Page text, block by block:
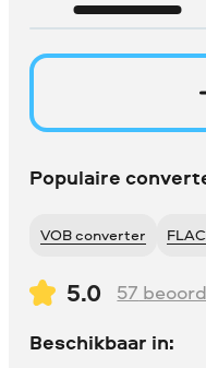
Populaire
VOB converter
5.0 57
Beschikbaar in: